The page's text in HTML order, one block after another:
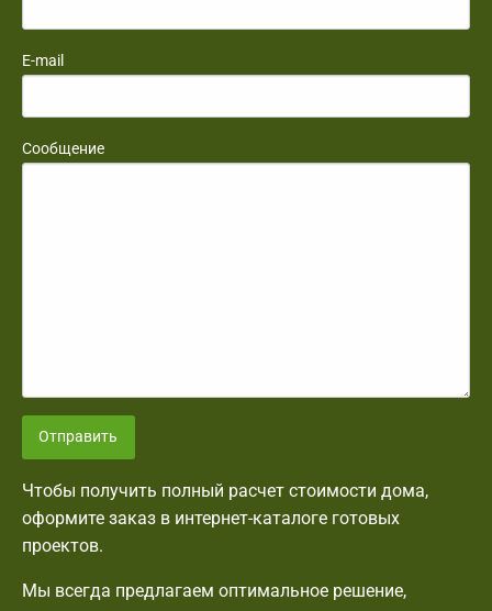
E-mail
Сообщение
Отправить
Чтобы получить полный расчет стоимости дома,
оформите заказ в интернет-каталоге готовых
проектов.
Мы всегда предлагаем оптимальное решение,